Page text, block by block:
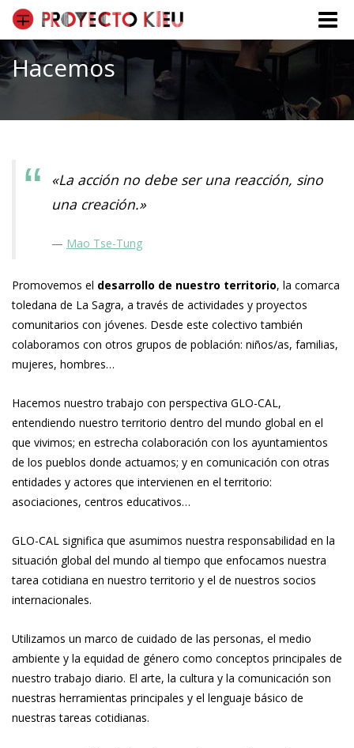
Toggle
Hacemos
«La acción no debe ser una reacción, sino
una creación.»
Mao Tse-Tung
Promovemos el desarrollo de nuestro territorio, la comarca
toledana de La Sagra, a través de actividades y proyectos
comunitarios con jóvenes. Desde este colectivo también
colaboramos con otros grupos de población: niños/as, familias,
mujeres, hombres…
Hacemos nuestro trabajo con perspectiva GLO-CAL,
entendiendo nuestro territorio dentro del mundo global en el
que vivimos; en estrecha colaboración con los ayuntamientos
de los pueblos donde actuamos; y en comunicación con otras
entidades y actores que intervienen en el territorio:
asociaciones, centros educativos…
GLO-CAL significa que asumimos nuestra responsabilidad en la
situación global del mundo al tiempo que enfocamos nuestra
tarea cotidiana en nuestro territorio y el de nuestros socios
internacionales.
Utilizamos un marco de cuidado de las personas, el medio
ambiente y la equidad de género como conceptos principales de
nuestro trabajo diario. El arte, la cultura y la comunicación son
nuestras herramientas principales y el lenguaje básico de
nuestras tareas cotidianas.